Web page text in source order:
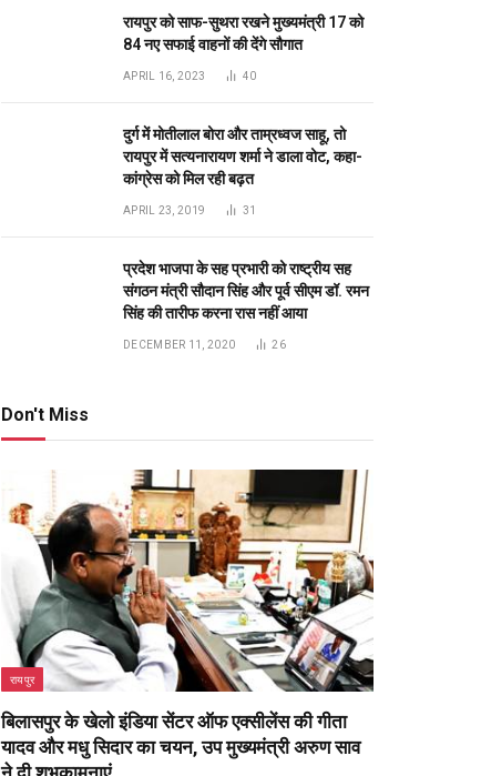
RO No 13722/1
अंडमान-निकोबार में बृजमोहन अग्रवाल की
में तेजी के निर्देश
DECEMBER 26, 2025 233
रायपुर को साफ-सुथरा रखने मुख्यमंत्री 17 को
दुर्ग में मोतीलाल बोरा और ताम्रध्वज साहू, तो
रायपुर में सत्यनारायण शर्मा ने डाला वोट, कहा-
कांग्रेस को मिल रही बढ़त
APRIL 23, 2019 31
प्रदेश भाजपा के सह प्रभारी को राष्ट्रीय सह
संगठन मंत्री सौदान सिंह और पूर्व सीएम डॉ. रमन
सिंह की तारीफ करना रास नहीं आया
DECEMBER 11, 2020 26
Don't Miss